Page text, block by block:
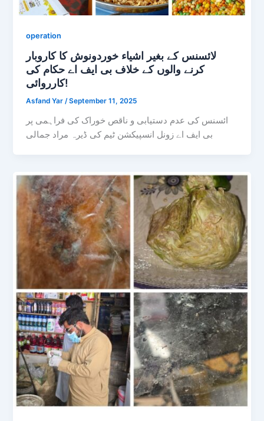
operation
لائسنس کے بغیر اشیاء خوردونوش کا کاروبار
کرنے والوں کے خلاف بی ایف اے حکام کی
کارروائی!
Asfand Yar/September 11, 2025
ائسنس کی عدم دستیابی و ناقص خوراک کی فراہمی پر
بی ایف اے زونل انسپیکشن ٹیم کی ڈیرہ مراد جمالی